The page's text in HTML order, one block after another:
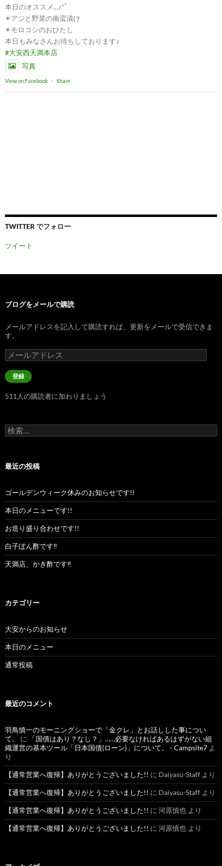
本日のオススメ...♪*ﾟ
✴︎アジと野菜の南蛮漬け
✴︎モロコシのおひたし
本日もみなさんお待ちしております♪
#大安西天満本店
写真
View on Facebook · Share
TWITTER でフォロー
ツイート
ブログをメールで購読
メールアドレスを記入して購読すれば、更新をメールで受信できま
す。
メ
ー
ル
ア
レ
登録
511人の購読者に加わりましょう
検
索:
最近の投稿
ゴールデンウィーク休みのお知らせです!!
本日のメニューです!!
お造り盛り合わせです!!
白子ぽん酢です‼︎
天満店、かき酢です‼︎
カテゴリー
大安からのお知らせ
本日のメニュー
通常投稿
最近のコメント
羽鳥慎一のモーニングショーで「金クレ」とお話しした事につい
て。
に
「国債はあり？なし？」……必要なければあるはずがない組
織運営の基本ツール「日本国債(ローン)」について。 - Campsite7 よ
り
【通常営業へ復帰】ありがとうございました!! に Daiyasu-Staff より
【通常営業へ復帰】ありがとうございました!! に Daiyasu-Staff より
【通常営業へ復帰】ありがとうございました!! に 河原慎也 より
【通常営業へ復帰】ありがとうございました!! に 河原慎也 より